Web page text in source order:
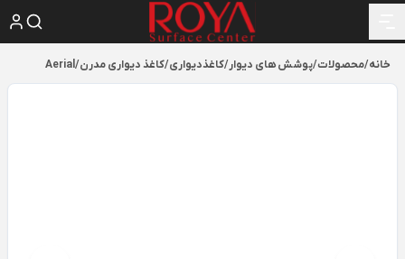
خانه/محصولات/پوشش های دیوار/کاغذدیواری/کاغذ دیواری مدرن/
Aerial